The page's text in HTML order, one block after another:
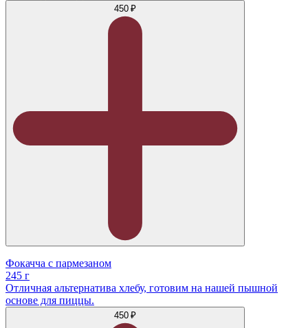
450 ₽
Фокачча с пармезаном
245 г
Отличная альтернатива хлебу, готовим на нашей пышной
основе для пиццы.
450 ₽